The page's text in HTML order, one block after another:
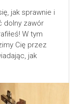
jak sprawnie i
dolny zawór
W tym
Cię przez
jak